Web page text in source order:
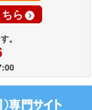
ら
。